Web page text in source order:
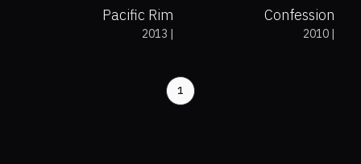
Confession
|
2010
Pacific Rim
|
2013
1